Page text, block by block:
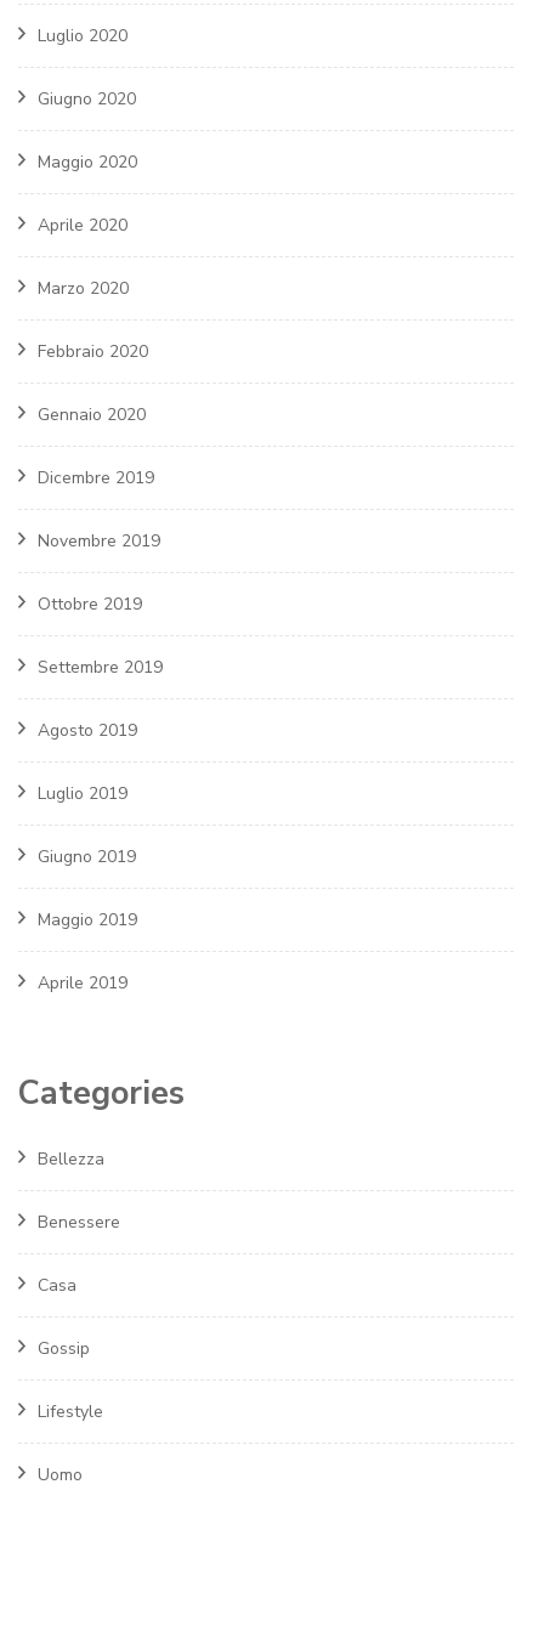
Luglio 2020
Giugno 2020
Maggio 2020
Aprile 2020
Marzo 2020
Febbraio 2020
Gennaio 2020
Dicembre 2019
Novembre 2019
Ottobre 2019
Settembre 2019
Agosto 2019
Luglio 2019
Giugno 2019
Maggio 2019
Aprile 2019
Categories
Bellezza
Benessere
Casa
Gossip
Lifestyle
Uomo